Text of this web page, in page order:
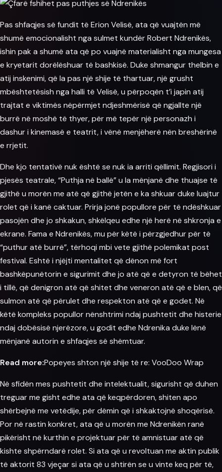
Pas shfaqjes së fundit të Erion Velisë, ata që vuajtën më
shumë emocionalisht nga sulmet kundër Robert Ndrenikës,
ishin pak a shumë ata që po vuajnë materialisht nga mungesa
e kryetarit dorëlëshuar të bashkisë. Duke shmangur thelbin e
atij inskenimi, që la pas një shije të thartuar, një grusht
mbështetësish nga halli të Velisë, u përpoqën t’i japin atij
trajtat e viktimës nëpërmjet ndjeshmërisë që ngjallte një
burrë në moshë të thyer, për më tepër një personazh i
dashur i kinemasë e teatrit, i vënë menjëherë nën breshërinë
e rrjetit.
Dhe kjo tentativë nuk është se nuk ia arriti qëllimit. Regjisori i
pjesës teatrale, “Puthja në ballë” u la mënjanë dhe thuajse të
gjithë u morën me atë që gjithë jetën e ka shkuar duke luajtur
rolet që i kanë caktuar. Prirja jonë popullore për të ndëshkuar
pasojën dhe jo shkakun, shkëlqeu edhe një herë në shkronja e
ekrane. Fama e Ndrenikës, mu për këtë i përzgjedhur për të
“puthur atë burrë”, tërhoqi mbi vete gjithë polemikat post
festival. Eshtë i njëjti mentalitet që dënon më fort
bashkëpunëtorin e sigurimit dhe jo atë që e detyron të bëhet
i tillë, që denigron atë që shitet dhe veneron atë që e blen, që
sulmon atë që përulet dhe respekton atë që e godet. Në
këtë kompleks popullor nënshtrimi ndaj pushtetit dhe histerie
ndaj dobësisë njerëzore, u godit edhe Ndrenika duke lënë
mënjanë autorin e shfaqjes së shëmtuar.
Read more:Popeyes shton një shije të re: VooDoo Wrap
Në sfidën mes pushtetit dhe intelektualit, sigurisht që duhen
treguar me gisht edhe ata që keqpërdoren, shiten apo
shërbejnë me vetëdije, për dëmin që i shkaktojnë shoqërisë.
Por në rastin konkret, ata që u morën me Ndrenikën ranë
pikërisht në kurthin e projektuar për të amnistuar atë që
kishte shpërndarë rolet. Si ata që u revoltuan me aktin publik
të aktorit 83 vjeçar si ata që u shtirën se u vinte keq për të,